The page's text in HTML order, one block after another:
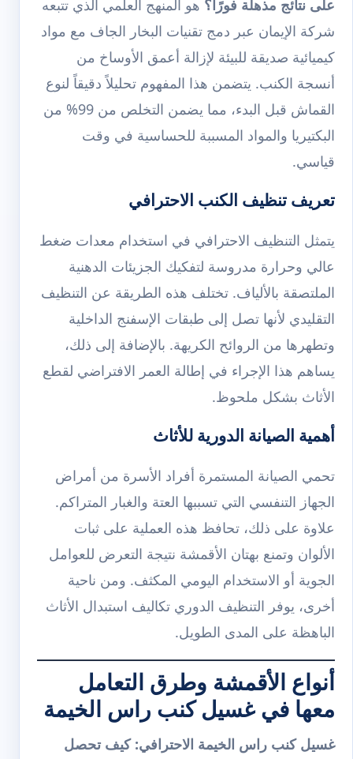
على نتائج مذهلة فورًا؟ هو المنهج العلمي الذي تتبعه
شركة الإيمان عبر دمج تقنيات البخار الجاف مع مواد
كيميائية صديقة للبيئة لإزالة أعمق الأوساخ من
أنسجة الكنب. يتضمن هذا المفهوم تحليلاً دقيقاً لنوع
القماش قبل البدء، مما يضمن التخلص من 99% من
البكتيريا والمواد المسببة للحساسية في وقت
قياسي.
تعريف تنظيف الكنب الاحترافي
يتمثل التنظيف الاحترافي في استخدام معدات ضغط
عالي وحرارة مدروسة لتفكيك الجزيئات الدهنية
الملتصقة بالألياف. تختلف هذه الطريقة عن التنظيف
التقليدي لأنها تصل إلى طبقات الإسفنج الداخلية
وتطهرها من الروائح الكريهة. بالإضافة إلى ذلك،
يساهم هذا الإجراء في إطالة العمر الافتراضي لقطع
الأثاث بشكل ملحوظ.
أهمية الصيانة الدورية للأثاث
تحمي الصيانة المستمرة أفراد الأسرة من أمراض
الجهاز التنفسي التي تسببها العتة والغبار المتراكم.
علاوة على ذلك، تحافظ هذه العملية على ثبات
الألوان وتمنع بهتان الأقمشة نتيجة التعرض للعوامل
الجوية أو الاستخدام اليومي المكثف. ومن ناحية
أخرى، يوفر التنظيف الدوري تكاليف استبدال الأثاث
الباهظة على المدى الطويل.
أنواع الأقمشة وطرق التعامل
معها في غسيل كنب راس الخيمة
غسيل كنب راس الخيمة الاحترافي: كيف تحصل